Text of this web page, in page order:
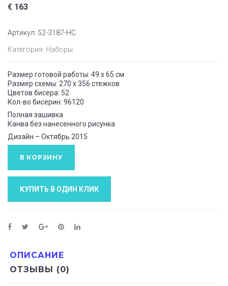
€ 163
Артикул: 52-3187-НС
Категория: Наборы
Размер готовой работы: 49 x 65 см
Размер схемы: 270 x 356 стежков
Цветов бисера: 52
Кол-во бисерин: 96120
Полная зашивка
Канва без нанесенного рисунка
Дизайн – Октябрь 2015
В КОРЗИНУ
КУПИТЬ В ОДИН КЛИК
ОПИСАНИЕ
ОТЗЫВЫ (0)